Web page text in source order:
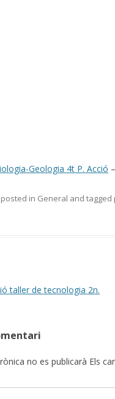
Geologia 4t P. Acció –
in General and tagged
taller de tecnologia 2n.
no es publicarà Els